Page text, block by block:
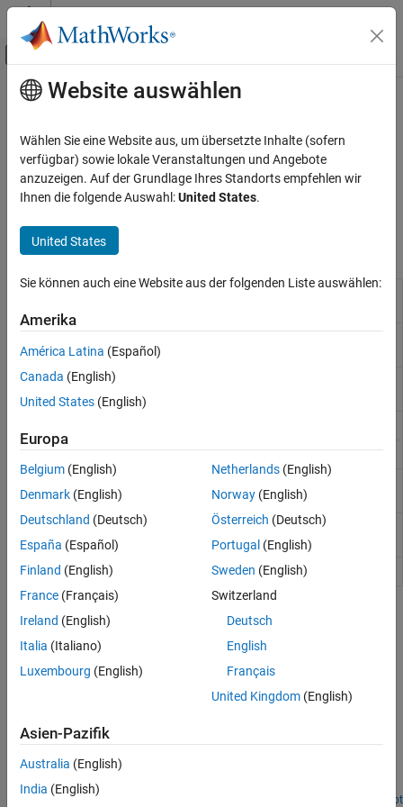
Weiter zum Inhalt
Umschaltung für Off-Canvas-
Startseite der Dokumentation
Radar Toolbox
Scenario Generation
Ground Truth Trajectories
Scenario Visualization
Hauptinhalt
Scenario Creation and Recording
Create and record a radar scenario containing platforms and
emitters
Create a radar scenario containing platforms and emitters. You
Functions
Sensor and emitter coverage
insSensor
radarScenario Create radar scenario
scenario
perturb
Apply perturbations to radar
scenario
perturbations Perturbation defined on object
Topics
Model Platform Motion Using Trajectory Objects
This topic introduces how to use three different trajectory objects
Featured Examples
Radar Scenario Tutorial
Construct simple radar scenarios using the
Open Script
Website auswählen
Wählen Sie eine Website aus, um übersetzte Inhalte (sofern
verfügbar) sowie lokale Veranstaltungen und Angebote
anzuzeigen. Auf der Grundlage Ihres Standorts empfehlen wir
Ihnen die folgende Auswahl:United States.
United States
Sie können auch eine Website aus der folgenden Liste auswählen:
Amerika
América Latina (Español)
Canada (English)
United States (English)
Europa
Belgium (English)
Denmark (English)
Deutschland (Deutsch)
España (Español)
Finland (English)
France (Français)
Ireland (English)
Italia (Italiano)
Luxembourg (English)
Netherlands(English)
Norway(English)
Österreich (Deutsch)
Portugal (English)
Sweden (English)
Switzerland
Deutsch
English
Français
United Kingdom(English)
Asien-Pazifik
Australia (English)
India (English)